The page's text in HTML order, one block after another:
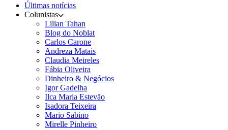
Últimas notícias
Colunistas
Lilian Tahan
Blog do Noblat
Carlos Carone
Andreza Matais
Claudia Meireles
Fábia Oliveira
Dinheiro & Negócios
Igor Gadelha
Ilca Maria Estevão
Isadora Teixeira
Mario Sabino
Mirelle Pinheiro